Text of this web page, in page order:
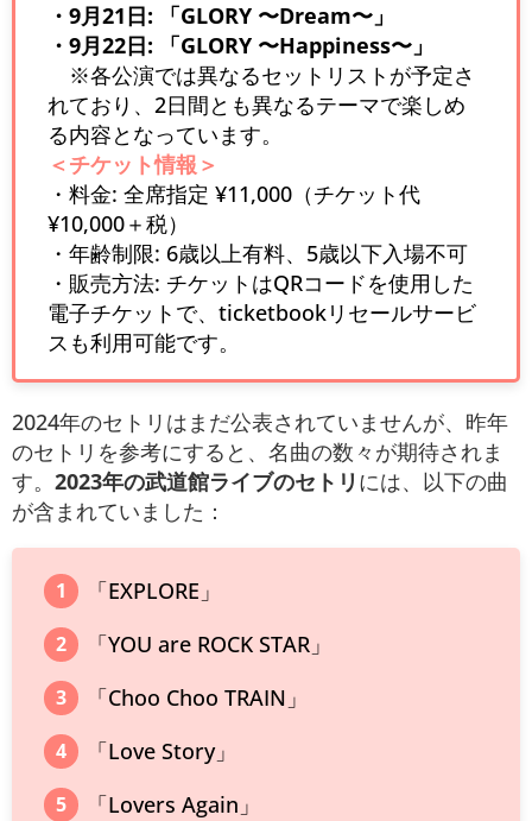
・9月21日: 「GLORY 〜Dream〜」
・9月22日: 「GLORY 〜Happiness〜」
※各公演では異なるセットリストが予定さ
れており、2日間とも異なるテーマで楽しめ
る内容となっています。
＜チケット情報＞
・料金: 全席指定 ¥11,000（チケット代
¥10,000＋税）
・年齢制限: 6歳以上有料、5歳以下入場不可
・販売方法: チケットはQRコードを使用した
電子チケットで、ticketbookリセールサービ
スも利用可能です。
2024年のセトリはまだ公表されていませんが、昨年
のセトリを参考にすると、名曲の数々が期待されま
す。 2023年の武道館ライブのセトリ には、以下の曲
が含まれていました：
「EXPLORE」
「YOU are ROCK STAR」
「Choo Choo TRAIN」
「Love Story」
「Lovers Again」